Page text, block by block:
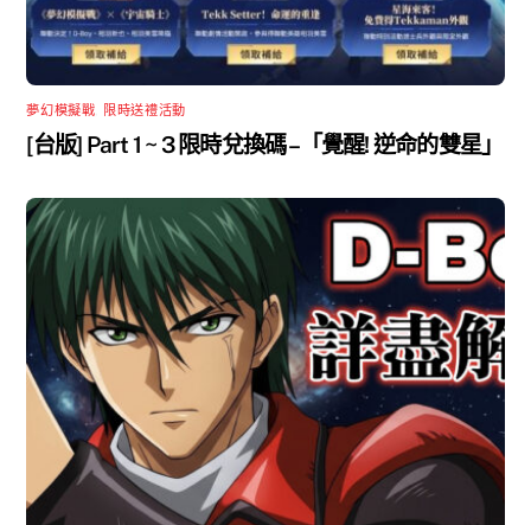
夢幻模擬戰 限時送禮活動
[台版] Part 1 ~ 3 限時兌換碼 –「覺醒! 逆命的雙星」